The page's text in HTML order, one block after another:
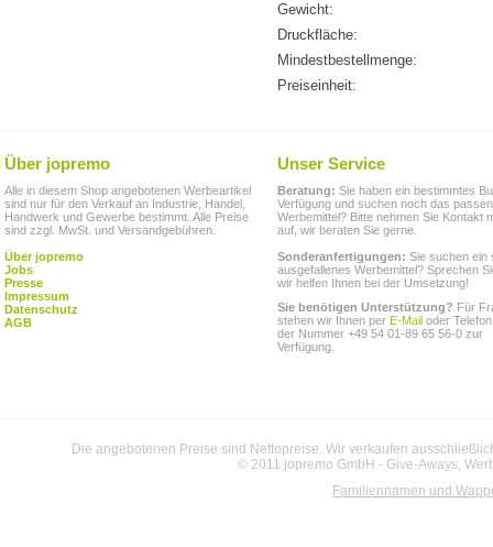
Gewicht:
Druckfläche:
Mindestbestellmenge:
Preiseinheit:
Über jopremo
Alle in diesem Shop angebotenen Werbeartikel
sind nur für den Verkauf an Industrie, Handel,
Handwerk und Gewerbe bestimmt. Alle Preise
sind zzgl. MwSt. und Versandgebühren.
Über jopremo
Jobs
Presse
Impressum
Datenschutz
AGB
Unser Service
Beratung: Sie haben ein bestimmtes
Verfügung und suchen noch das
Werbemittel? Bitte nehmen Sie Kontakt
auf, wir beraten Sie gerne.
Sonderanfertigungen: Sie suchen ein
ausgefallenes Werbemittel? Sprechen
wir helfen Ihnen bei der Umsetzung!
Sie benötigen Unterstützung? Für
stehen wir Ihnen per E-Mail oder
der Nummer +49 54 01-89 65 56-0 zur
Verfügung.
Die angebotenen Preise sind Nettopreise. Wir verkaufen
© 2011 jopremo GmbH - Give-Aways,
Familiennamen und